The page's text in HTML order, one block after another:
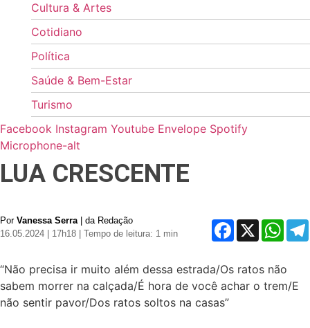
Cultura & Artes
Cotidiano
Política
Saúde & Bem-Estar
Turismo
Facebook Instagram Youtube Envelope Spotify
Microphone-alt
LUA CRESCENTE
Por Vanessa Serra| da Redação
16.05.2024 | 17h18
| Tempo de leitura: 1 min
Facebook
X
“Não precisa ir muito além dessa estrada/Os ratos não
sabem morrer na calçada/É hora de você achar o trem/E
não sentir pavor/Dos ratos soltos na casas”